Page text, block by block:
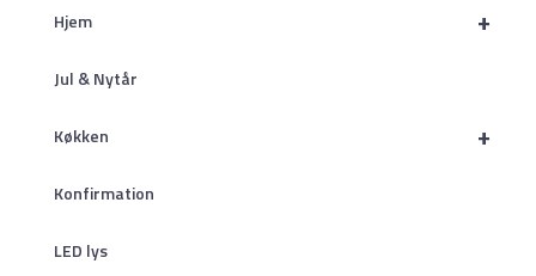
+
Hjem
Jul & Nytår
+
Køkken
Konfirmation
LED lys